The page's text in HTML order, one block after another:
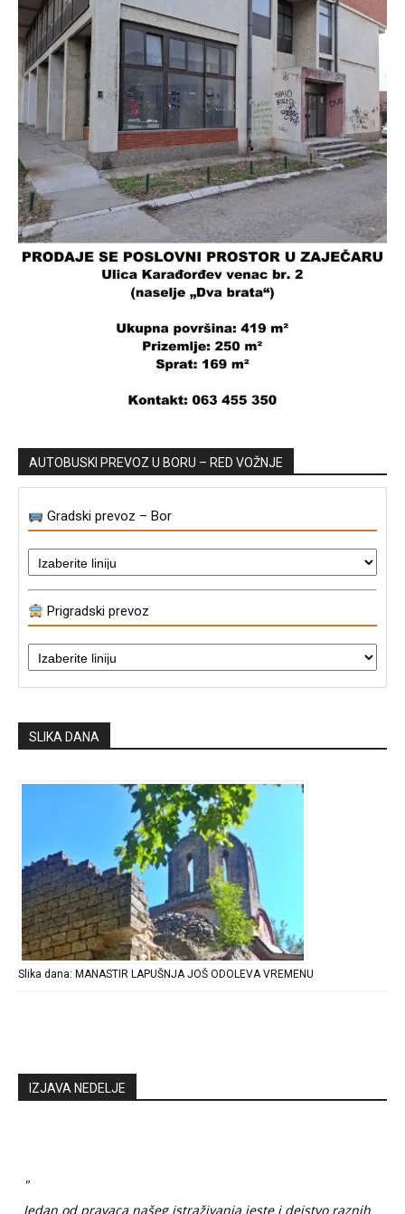
AUTOBUSKI PREVOZ U BORU – RED VOŽNJE
Gradski prevoz – Bor
Prigradski prevoz
SLIKA DANA
Slika dana: MANASTIR LAPUŠNJA JOŠ ODOLEVA VREMENU
IZJAVA NEDELJE
"
Jedan od pravaca našeg istraživanja jeste i dejstvo raznih